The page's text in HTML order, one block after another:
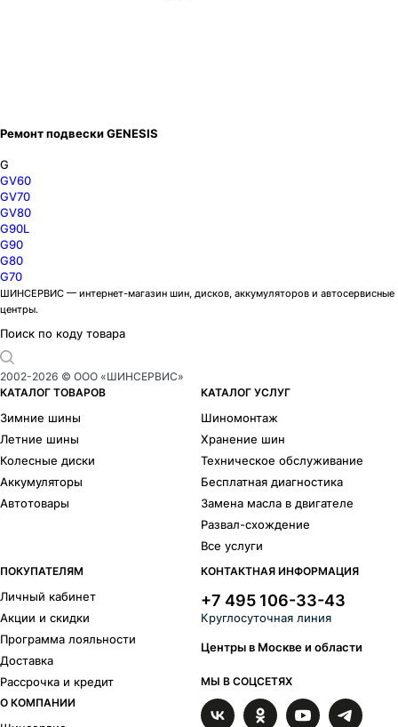
Ремонт подвески GENESIS
G
GV60
GV70
GV80
G90L
G90
G80
G70
ШИНСЕРВИС — интернет-магазин шин, дисков, аккумуляторов и автосервисные
центры.
Поиск по коду товара
2002-2026 © ООО «ШИНСЕРВИС»
КАТАЛОГ ТОВАРОВ
Зимние шины
Летние шины
Колесные диски
Аккумуляторы
Автотовары
КАТАЛОГ УСЛУГ
Шиномонтаж
Хранение шин
Техническое обслуживание
Бесплатная диагностика
Замена масла в двигателе
Развал-схождение
Все услуги
ПОКУПАТЕЛЯМ
Личный кабинет
Акции и скидки
Программа лояльности
Доставка
Рассрочка и кредит
О КОМПАНИИ
КОНТАКТНАЯ ИНФОРМАЦИЯ
+7 495 106-33-43
Круглосуточная линия
Центры в Москве и области
МЫ В СОЦСЕТЯХ